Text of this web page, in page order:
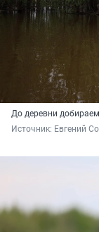
До деревни
Источник: Евгений